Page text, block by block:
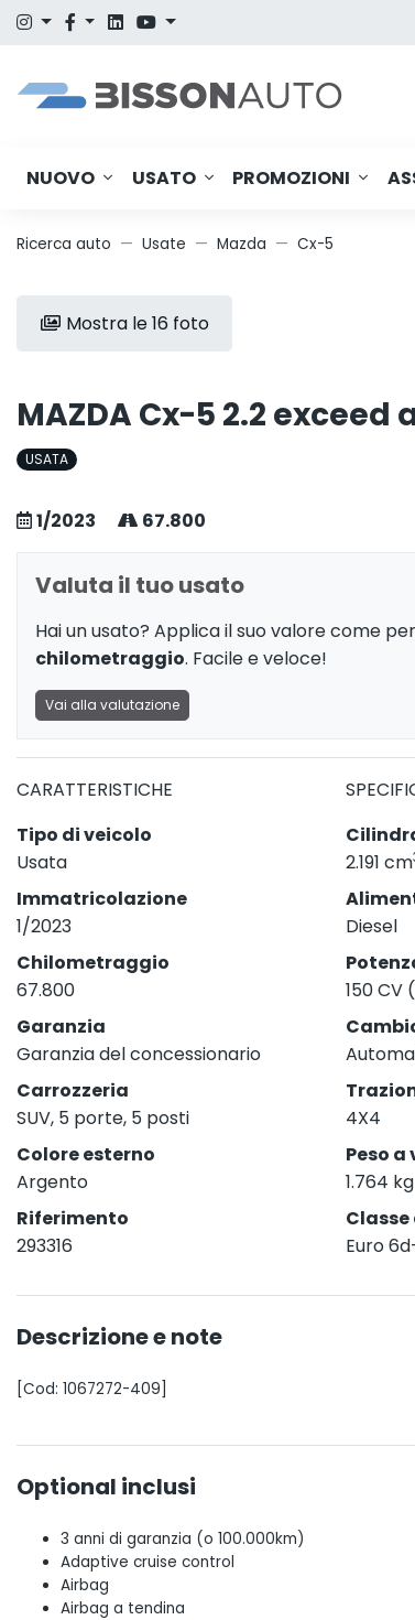
NUOVO USATO PROMOZIONI
Ricerca auto Usate Mazda Cx-5
Mostra le 16 foto
MAZDA Cx-5 2.2 exceed
USATA
1/2023 67.800
Valuta il tuo usato
Hai un usato? Applica il suo valore come
chilometraggio. Facile e veloce!
Vai alla valutazione
CARATTERISTICHE
Tipo di veicolo
Usata
Immatricolazione
1/2023
Chilometraggio
67.800
Garanzia
Garanzia del concessionario
Carrozzeria
SUV, 5 porte, 5 posti
Colore esterno
Argento
Riferimento
293316
2.191 cm
Diesel
150 CV
4X4
Peso a
1.764 kg
Euro
Descrizione e note
[Cod: 1067272-409]
Optional inclusi
3 anni di garanzia (o 100.000km)
Adaptive cruise control
Airbag
Airbag a tendina